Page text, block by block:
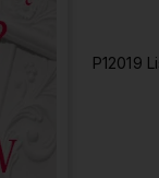
P12019